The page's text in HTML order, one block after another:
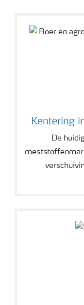
Kentering
De